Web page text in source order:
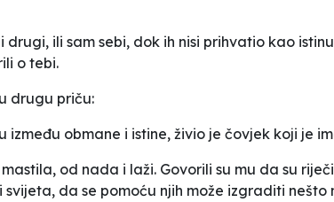
ili sam sebi, dok ih nisi prihvatio kao
o tebi.
drugu priču:
obmane i istine, živio je čovjek koji je
od nada i laži. Govorili su mu da su
da se pomoću njih može izgraditi